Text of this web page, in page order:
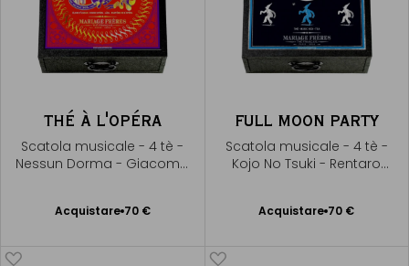
THÉ À L'OPÉRA
Scatola musicale - 4 tè -
Nessun Dorma - Giacomo
Acquistare 70 €
Aggiungere
FULL MOON PARTY
Scatola musicale - 4 tè -
Kojo No Tsuki - Rentaro
Acquistare 70 €
Aggiungere